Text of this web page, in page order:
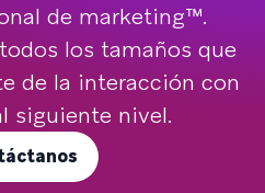
de marketing™.
los tamaños que
de la interacción con
siguiente nivel.